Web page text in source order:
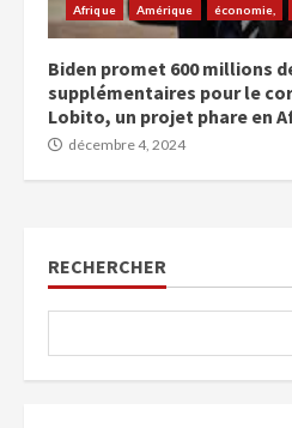
Afrique Amérique économie,
Biden promet 600 millions
supplémentaires pour le
Lobito, un projet phare en
décembre 4, 2024
RECHERCHER